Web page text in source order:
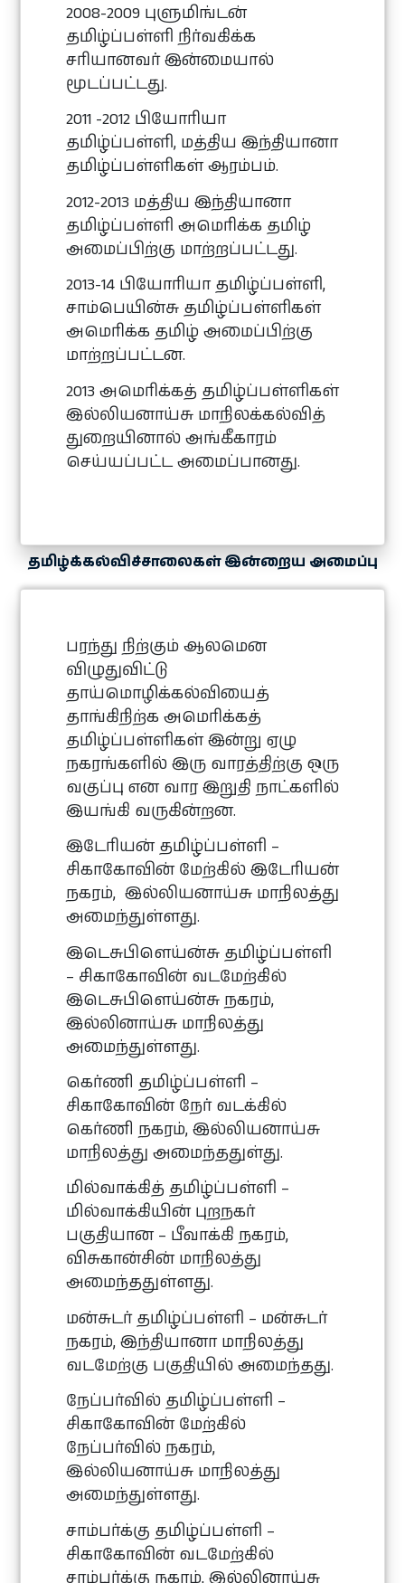
2008-2009 புளுமிங்டன்
தமிழ்ப்பள்ளி நிர்வகிக்க
சரியானவர் இன்மையால்
மூடப்பட்டது.
2011 -2012 பியோரியா
தமிழ்ப்பள்ளி, மத்திய இந்தியானா
தமிழ்ப்பள்ளிகள் ஆரம்பம்.
2012-2013 மத்திய இந்தியானா
தமிழ்ப்பள்ளி அமெரிக்க தமிழ்
அமைப்பிற்கு மாற்றப்பட்டது.
2013-14 பியோரியா தமிழ்ப்பள்ளி,
சாம்பெயின்சு தமிழ்ப்பள்ளிகள்
அமெரிக்க தமிழ் அமைப்பிற்கு
மாற்றப்பட்டன.
2013 அமெரிக்கத் தமிழ்ப்பள்ளிகள்
இல்லியனாய்சு மாநிலக்கல்வித்
துறையினால் அங்கீகாரம்
செய்யப்பட்ட அமைப்பானது.
தமிழ்க்கல்விச்சாலைகள் இன்றைய அமைப்பு
பரந்து நிற்கும் ஆலமென
விழுதுவிட்டு
தாய்மொழிக்கல்வியைத்
தாங்கிநிற்க அமெரிக்கத்
தமிழ்ப்பள்ளிகள் இன்று ஏழு
நகரங்களில் இரு வாரத்திற்கு ஒரு
வகுப்பு என வார இறுதி நாட்களில்
இயங்கி வருகின்றன.
இடேரியன் தமிழ்ப்பள்ளி –
சிகாகோவின் மேற்கில் இடேரியன்
நகரம், இல்லியனாய்சு மாநிலத்து
அமைந்துள்ளது.
இடெசுபிளெய்ன்சு தமிழ்ப்பள்ளி
– சிகாகோவின் வடமேற்கில்
இடெசுபிளெய்ன்சு நகரம்,
இல்லினாய்சு மாநிலத்து
அமைந்துள்ளது.
கெர்ணி தமிழ்ப்பள்ளி –
சிகாகோவின் நேர் வடக்கில்
கெர்ணி நகரம், இல்லியனாய்சு
மாநிலத்து அமைந்ததுள்து.
மில்வாக்கித் தமிழ்ப்பள்ளி –
மில்வாக்கியின் புறநகர்
பகுதியான – பீவாக்கி நகரம்,
விசுகான்சின் மாநிலத்து
அமைந்ததுள்ளது.
மன்சுடர் தமிழ்ப்பள்ளி – மன்சுடர்
நகரம், இந்தியானா மாநிலத்து
வடமேற்கு பகுதியில் அமைந்தது.
நேப்பர்வில் தமிழ்ப்பள்ளி –
சிகாகோவின் மேற்கில்
நேப்பர்வில் நகரம்,
இல்லியனாய்சு மாநிலத்து
அமைந்துள்ளது.
சாம்பர்க்கு தமிழ்ப்பள்ளி –
சிகாகோவின் வடமேற்கில்
சாம்பர்க்கு நகரம், இல்லினாய்சு